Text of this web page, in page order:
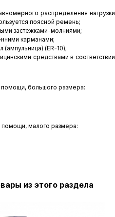
распределения нагрузки
поясной ремень;
застежками-молниями;
карманами;
(ER-10);
средствами в соответствии
помощи, большого размера:
помощи, малого размера:
из этого раздела